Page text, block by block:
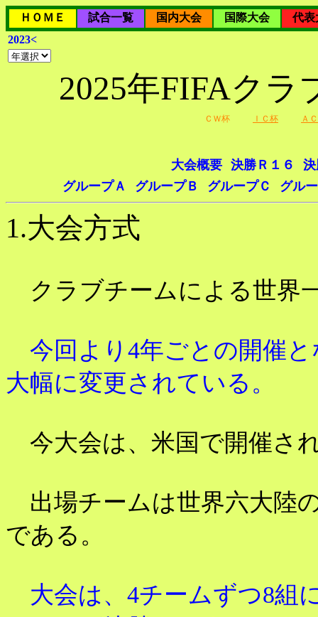
ＨＯＭＥ 試合一覧 国内大会 国際大会
代表
2023<
2025年FIFAク
ＣＷ杯 ＩＣ杯 Ａ
大会概要 決勝Ｒ１６
グループＡ
グループＢ グループＣ グル
1.大会方式
クラブチームによる世界
今回より4年ごとの開催と
大幅に変更されている。
今大会は、米国で開催さ
出場チームは世界六大陸
である。
大会は、4チームずつ8組